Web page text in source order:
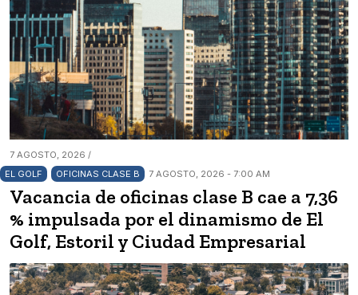
7 AGOSTO, 2026 /
EL GOLF
OFICINAS CLASE B 7 AGOSTO, 2026 - 7:00 AM
Vacancia de oficinas clase B cae a 7,36
% impulsada por el dinamismo de El
Golf, Estoril y Ciudad Empresarial